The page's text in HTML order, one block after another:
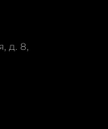
д. 8,